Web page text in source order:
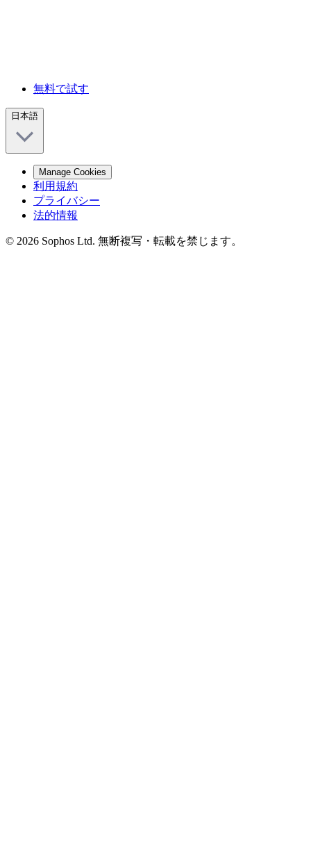
無料で試す
日本語
Manage Cookies
利用規約
プライバシー
法的情報
© 2026 Sophos Ltd. 無断複写・転載を禁じます。